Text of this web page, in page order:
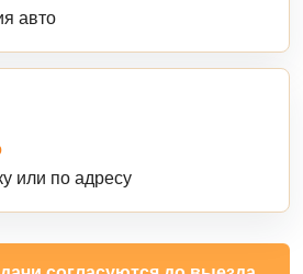
авто
или по адресу